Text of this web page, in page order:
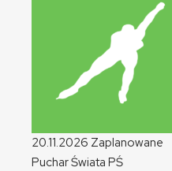
20.11.2026 Zaplanowane
Puchar Świata PŚ